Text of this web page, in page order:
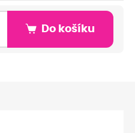
Do košíku